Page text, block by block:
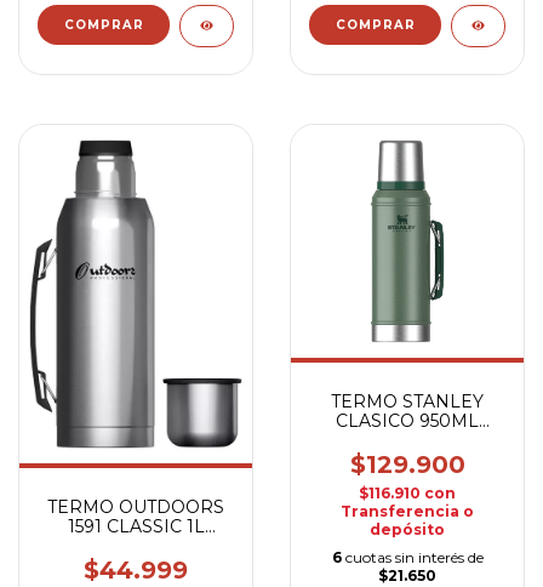
TERMO OUTDOORS
1591 CLASSIC 1L
$44.999
TERMO STANLEY
CLASICO 950ML
$129.900
$116.910 con
Transferencia o
depósito
6 cuotas sin interés de
$21.650